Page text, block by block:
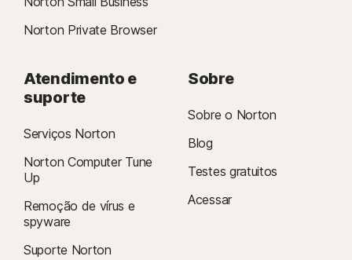
Norton Private Browser
Atendimento e
suporte
Serviços Norton
Norton Computer Tune
Up
Remoção de vírus e
spyware
Suporte Norton
Sobre
Sobre o Norton
Blog
Testes gratuitos
Acessar